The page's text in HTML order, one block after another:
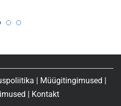
Müügitingimused
Kontakt